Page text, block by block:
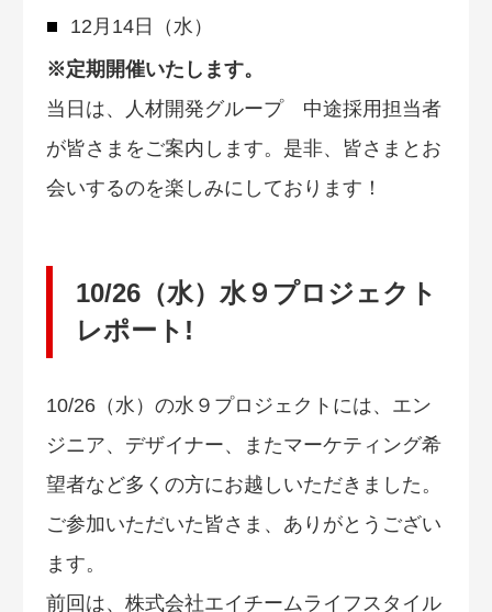
12月14日（水）
※定期開催いたします。
当日は、人材開発グループ 中途採用担当者
が皆さまをご案内します。是非、皆さまとお
会いするのを楽しみにしております！
10/26（水）水９プロジェクト
レポート!
10/26（水）の水９プロジェクトには、エン
ジニア、デザイナー、またマーケティング希
望者など多くの方にお越しいただきました。
ご参加いただいた皆さま、ありがとうござい
ます。
前回は、株式会社エイチームライフスタイル